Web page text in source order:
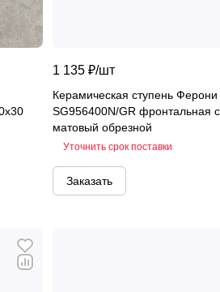
1 135 ₽/шт
Керамическая ступень Ферони
SG956400N/GR фронтальная
матовый обрезной
Уточнить срок поставки
Заказать